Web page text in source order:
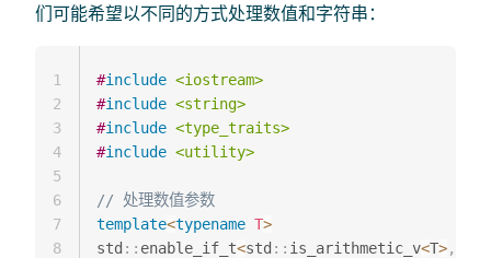
们可能希望以不同的方式处理数值和字符串：
#include <iostream>
#include <string>
#include <type_traits>
#include <utility>
// 处理数值参数
template<typename T>
std :: enable_if_t<std :: is_arithmetic_v<T>,
1
2
3
4
5
6
7
8